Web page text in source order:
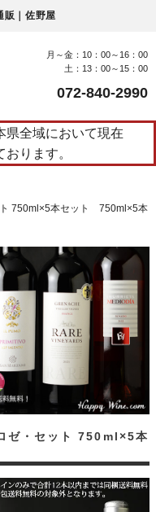
販｜佐野屋
月～金：10：00～16：00
土：13：00～15：00
072-840-2990
全域において現在
ります。
750ml×5本セット 750ml×5本
ゼ・セット 750ml×5本